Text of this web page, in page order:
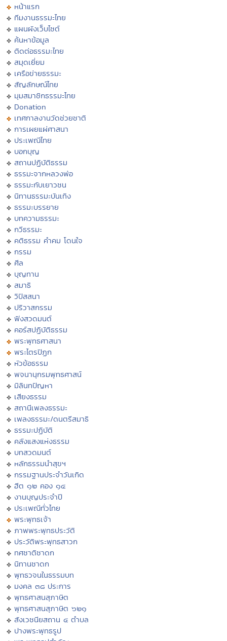
หน้าแรก
ทีมงานธรรมะไทย
แผนผังเว็บไซต์
ค้นหาข้อมูล
ติดต่อธรรมะไทย
สมุดเยี่ยม
เครือข่ายธรรมะ
สัญลักษณ์ไทย
มุมสมาชิกธรรมะไทย
Donation
เทศกาลงานวัดช่วยชาติ
การเผยแผ่ศาสนา
ประเพณีไทย
บอกบุญ
สถานปฏิบัติธรรม
ธรรมะจากหลวงพ่อ
ธรรมะกับเยาวชน
นิทานธรรมะบันเทิง
ธรรมะบรรยาย
บทความธรรมะ
กวีธรรมะ
คติธรรม คำคม โดนใจ
กรรม
ศีล
บุญทาน
สมาธิ
วิปัสสนา
ปริวาสกรรม
ฟังสวดมนต์
คอร์สปฏิบัติธรรม
พระพุทธศาสนา
พระไตรปิฏก
หัวข้อธรรม
พจนานุกรมพุทธศาสน์
มิลินทปัญหา
เสียงธรรม
สถานีเพลงธรรมะ
เพลงธรรมะ/ดนตรีสมาธิ
ธรรมะปฏิบัติ
คลังแสงแห่งธรรม
บทสวดมนต์
หลักธรรมนำสุขฯ
กรรมฐานประจำวันเกิด
ฮีต ๑๒ คอง ๑๔
งานบุญประจำปี
ประเพณีทั่วไทย
พระพุทธเจ้า
ภาพพระพุทธประวัติ
ประวัติพระพุทธสาวก
ทศชาติชาดก
นิทานชาดก
พุทธวจนในธรรมบท
มงคล ๓๘ ประการ
พุทธศาสนสุภาษิต
พุทธศาสนสุภาษิต ๖๒๑
สังเวชนียสถาน ๔ ตำบล
ปางพระพุทธรูป